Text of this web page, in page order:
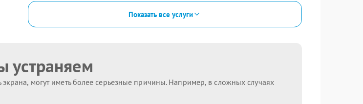
Показать все услуги
устраняем
могут иметь более серьезные причины. Например, в сложных случаях